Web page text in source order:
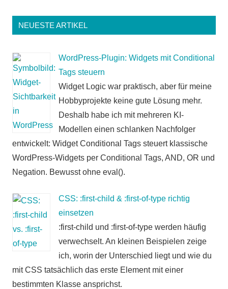
Beiträge
NEUESTE ARTIKEL
WordPress-Plugin: Widgets mit Conditional
Tags steuern
Widget Logic war praktisch, aber für meine
Hobbyprojekte keine gute Lösung mehr.
Deshalb habe ich mit mehreren KI-
Modellen einen schlanken Nachfolger
entwickelt: Widget Conditional Tags steuert klassische
WordPress-Widgets per Conditional Tags, AND, OR und
Negation. Bewusst ohne eval().
CSS: :first-child & :first-of-type richtig
einsetzen
:first-child und :first-of-type werden häufig
verwechselt. An kleinen Beispielen zeige
ich, worin der Unterschied liegt und wie du
mit CSS tatsächlich das erste Element mit einer
bestimmten Klasse ansprichst.